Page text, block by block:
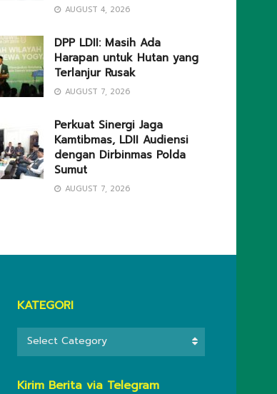
AUGUST 4, 2026
DPP LDII: Masih Ada
Harapan untuk Hutan yang
Terlanjur Rusak
AUGUST 7, 2026
Perkuat Sinergi Jaga
Kamtibmas, LDII Audiensi
dengan Dirbinmas Polda
Sumut
AUGUST 7, 2026
KATEGORI
KATEGORI
Select Category
Kirim Berita via Telegram